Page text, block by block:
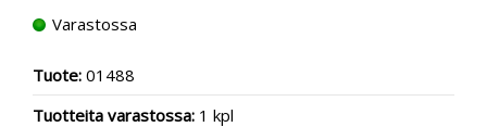
Varastossa
Tuote: 01488
Tuotteita varastossa: 1 kpl